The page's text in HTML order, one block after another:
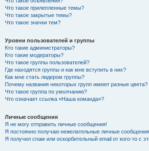
Что такое прилепленные темы?
Что такое закрытые темы?
Что такое значки тем?
Уровни пользователей и группы
Кто такие администраторы?
Кто такие модераторы?
Что такое группы пользователей?
Где находятся группы и как мне вступить в них?
Как мне стать лидером группы?
Почему названия некоторых групп имеют разные цвета?
Что такое группа по умолчанию?
Что означает ссылка «Наша команда»?
Личные сообщения
Я не могу отправить личные сообщения!
Я постоянно получаю нежелательные личные
Я получил спам или оскорбительный email от кого-то с